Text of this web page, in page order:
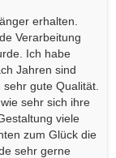
erhalten.
Verarbeitung
Ich habe
Jahren sind
gute Qualität.
sehr sich ihre
viele
zum Glück die
sehr gerne